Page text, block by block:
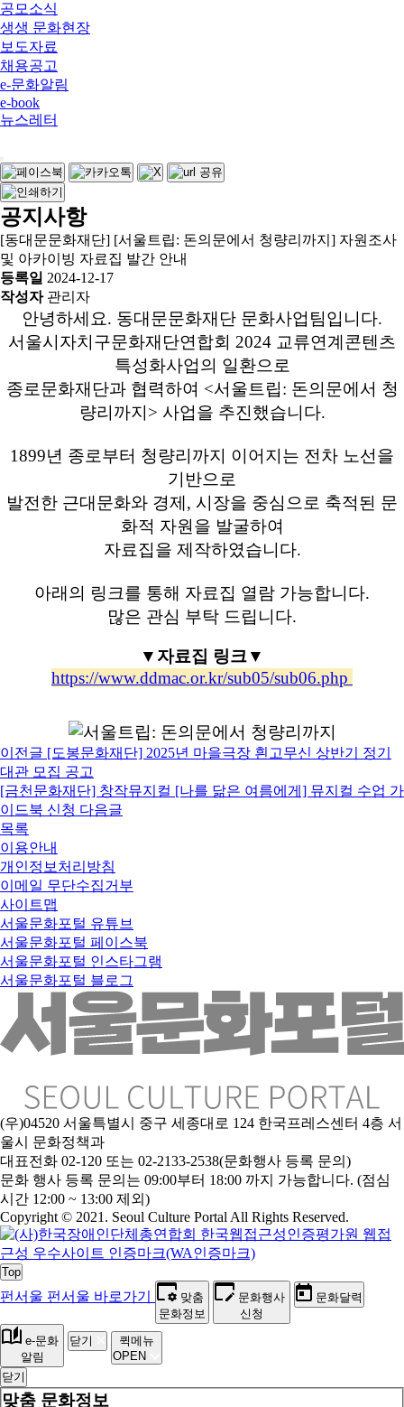
공모소식
생생 문화현장
보도자료
채용공고
e-문화알림
e-book
뉴스레터
공지사항
[동대문문화재단] [서울트립: 돈의문에서 청량리까지] 자원조사
및 아카이빙 자료집 발간 안내
등록일 2024-12-17
작성자 관리자
안녕하세요. 동대문문화재단 문화사업팀입니다.
서울시자치구문화재단연합회 2024 교류연계콘텐츠
특성화사업의 일환으로
종로문화재단과 협력하여 <서울트립: 돈의문에서 청
량리까지> 사업을 추진했습니다.
1899년 종로부터 청량리까지 이어지는 전차 노선을
기반으로
발전한 근대문화와 경제, 시장을 중심으로 축적된 문
화적 자원을 발굴하여
자료집을 제작하였습니다.
아래의 링크를 통해 자료집 열람 가능합니다.
많은 관심 부탁 드립니다.
▼자료집 링크▼
https://www.ddmac.or.kr/sub05/sub06.php
이전글 [도봉문화재단] 2025년 마을극장 흰고무신 상반기 정기
대관 모집 공고
[금천문화재단] 창작뮤지컬 [나를 닮은 여름에게] 뮤지컬 수업 가
이드북 신청 다음글
목록
이용안내
개인정보처리방침
이메일 무단수집거부
사이트맵
서울문화포털 유튜브
서울문화포털 페이스북
서울문화포털 인스타그램
서울문화포털 블로그
(우)04520 서울특별시 중구 세종대로 124 한국프레스센터 4층 서
울시 문화정책과
대표전화 02-120 또는 02-2133-2538(문화행사 등록 문의)
문화 행사 등록 문의는 09:00부터 18:00 까지 가능합니다. (점심
시간 12:00 ~ 13:00 제외)
Copyright © 2021. Seoul Culture Portal All Rights Reserved.
Top
펀서울 펀서울 바로가기
맞춤
문화정보
문화행사
신청
문화달력
e-문화
알림
닫기
퀵메뉴
OPEN
닫기
맞춤 문화정보